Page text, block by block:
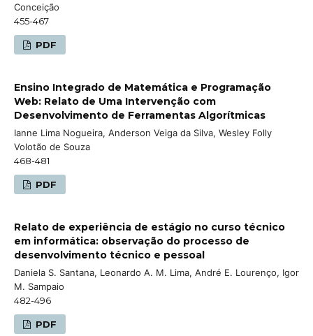
Conceição
455-467
PDF
Ensino Integrado de Matemática e Programação
Web: Relato de Uma Intervenção com
Desenvolvimento de Ferramentas Algorítmicas
Ianne Lima Nogueira, Anderson Veiga da Silva, Wesley Folly
Volotão de Souza
468-481
PDF
Relato de experiência de estágio no curso técnico
em informática: observação do processo de
desenvolvimento técnico e pessoal
Daniela S. Santana, Leonardo A. M. Lima, André E. Lourenço, Igor
M. Sampaio
482-496
PDF